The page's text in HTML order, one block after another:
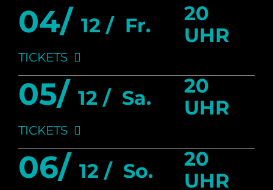
04/ 12 / Fr.
20
UHR
TICKETS
05/ 12 / Sa.
20
UHR
TICKETS
06/ 12 / So.
20
UHR